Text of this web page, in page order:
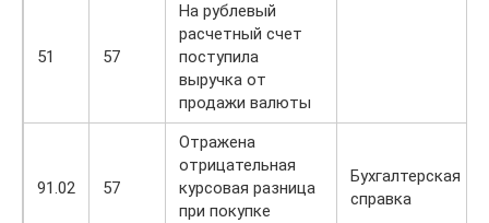
51 57
На рублевый
расчетный счет
поступила
выручка от
продажи валюты
91.02 57
Отражена
отрицательная
курсовая разница
при покупке
Бухгалтерская
справка